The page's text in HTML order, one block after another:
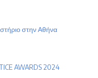
στην Αθήνα
AWARDS 2024